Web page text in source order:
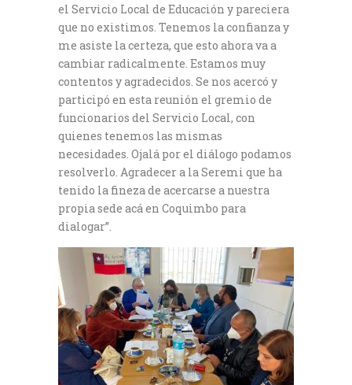
el Servicio Local de Educación y pareciera
que no existimos. Tenemos la confianza y
me asiste la certeza, que esto ahora va a
cambiar radicalmente. Estamos muy
contentos y agradecidos. Se nos acercó y
participó en esta reunión el gremio de
funcionarios del Servicio Local, con
quienes tenemos las mismas
necesidades. Ojalá por el diálogo podamos
resolverlo. Agradecer a la Seremi que ha
tenido la fineza de acercarse a nuestra
propia sede acá en Coquimbo para
dialogar”.